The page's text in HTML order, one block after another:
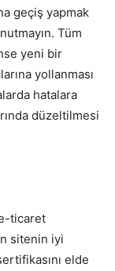
geçiş yapmak
Tüm
yeni bir
yollanması
hatalara
düzeltilmesi
ticaret
sitenin iyi
elde